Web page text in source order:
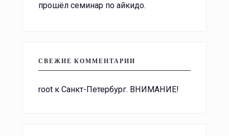
прошёл семинар по айкидо.
СВЕЖИЕ КОММЕНТАРИИ
root к Санкт-Петербург. ВНИМАНИЕ!